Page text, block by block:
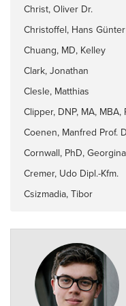
Christ, Oliver Dr.
Christoffel, Hans
Chuang, MD, Kelley
Clark, Jonathan
Clesle, Matthias
Clipper, DNP, MA, MBA,
Coenen, Manfred Prof.
Cornwall, PhD, Georgina
Cremer, Udo Dipl.-Kfm.
Csizmadia, Tibor